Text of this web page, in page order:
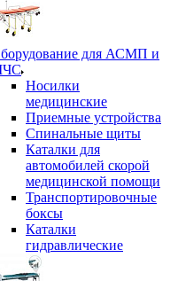
для АСМП и
Носилки
медицинские
Приемные устройства
Спинальные щиты
Каталки для
автомобилей скорой
медицинской помощи
Транспортировочные
боксы
Каталки
гидравлические